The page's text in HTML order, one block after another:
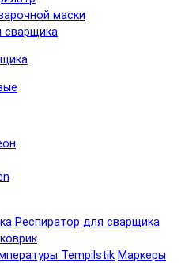
маски
сварщика
Респиратор для сварщика
Tempilstik Маркеры